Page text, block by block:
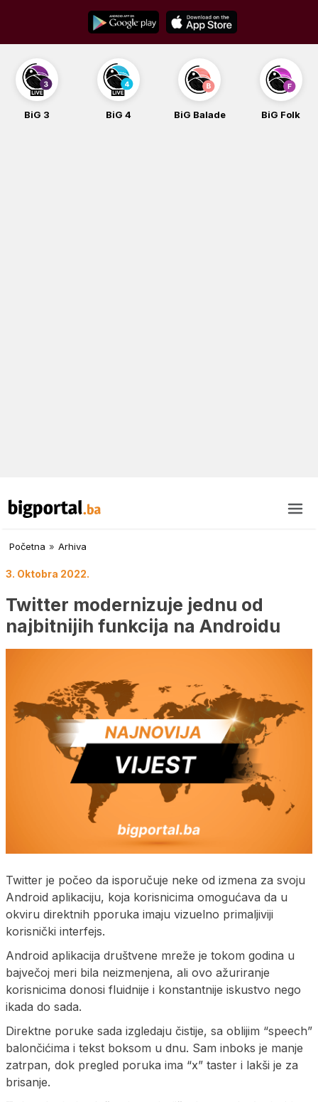
content
BiG 3 BiG 4 BiG Balade BiG Folk
Početna » Arhiva
3. Oktobra 2022.
Twitter modernizuje jednu od
najbitnijih funkcija na Androidu
Twitter je počeo da isporučuje neke od izmena za svoju
Android aplikaciju, koja korisnicima omogućava da u
okviru direktnih pporuka imaju vizuelno primaljiviji
korisnički interfejs.
Android aplikacija društvene mreže je tokom godina u
bajvečoj meri bila neizmenjena, ali ovo ažuriranje
korisnicima donosi fluidnije i konstantnije iskustvo nego
ikada do sada.
Direktne poruke sada izgledaju čistije, sa oblijim “speech”
balončićima i tekst boksom u dnu. Sam inboks je manje
zatrpan, dok pregled poruka ima “x” taster i lakši je za
brisanje.